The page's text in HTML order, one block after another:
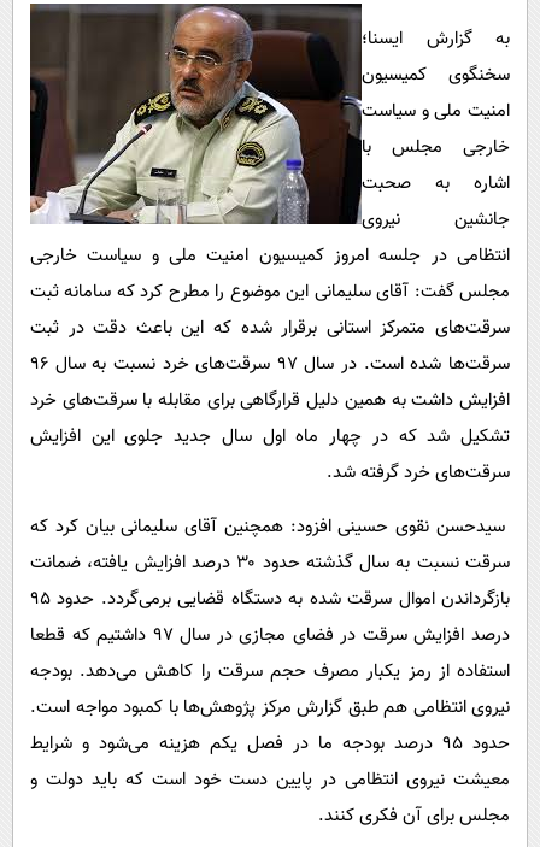
سرگرمی
گوناگون
حوادث
محیط زیست
بین الملل
اجتماعی
حیات وحش
پیامک
روانشناسی
آشپزی
دانلود
به گزارش ایسنا؛
سخنگوی کمیسیون
امنیت ملی و سیاست
خارجی مجلس با
اشاره به صحبت
جانشین نیروی
انتظامی در جلسه امروز کمیسیون امنیت ملی و سیاست خارجی
مجلس گفت: آقای سلیمانی این موضوع را مطرح کرد که سامانه ثبت
سرقت‌های متمرکز استانی برقرار شده که این باعث دقت در ثبت
سرقت‌ها شده است. در سال ۹۷ سرقت‌های خرد نسبت به سال ۹۶
افزایش داشت به همین دلیل قرارگاهی برای مقابله با سرقت‌های خرد
تشکیل شد که در چهار ماه اول سال جدید جلوی این افزایش
سرقت‌های خرد گرفته شد.
سیدحسن نقوی حسینی افزود: همچنین آقای سلیمانی بیان کرد که
سرقت نسبت به سال گذشته حدود ۳۰ درصد افزایش یافته، ضمانت
بازگرداندن اموال سرقت شده به دستگاه قضایی برمی‌گردد. حدود ۹۵
درصد افزایش سرقت در فضای مجازی در سال ۹۷ داشتیم که قطعا
استفاده از رمز یکبار مصرف حجم سرقت را کاهش می‌دهد. بودجه
نیروی انتظامی هم طبق گزارش مرکز پژوهش‌ها با کمبود مواجه است.
حدود ۹۵ درصد بودجه ما در فصل یکم هزینه می‌شود و شرایط
معیشت نیروی انتظامی در پایین دست خود است که باید دولت و
مجلس برای آن فکری کنند.